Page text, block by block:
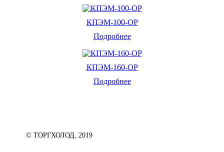
КПЭМ-100-ОР
Подробнее
КПЭМ-160-ОР
Подробнее
© ТОРГХОЛОД, 2019